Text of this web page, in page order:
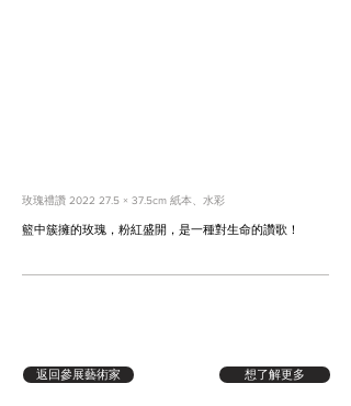
玫瑰禮讚 2022 27.5 × 37.5cm 紙本、水彩
籃中簇擁的玫瑰，粉紅盛開，是一種對生命的讚歌！
返回參展藝術家 想了解更多